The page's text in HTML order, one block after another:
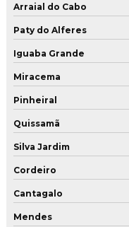
Pintura de poliuretano de
Pintura uretano
Pisos industriais de concreto
Pisos industriais de
Polimento de concreto
Polimento de piso de alta
Polimento de piso de
Polimento de piso de
Arraial do Cabo
Paty do Alferes
Iguaba Grande
Miracema
Pinheiral
Quissamã
Silva Jardim
Cordeiro
Cantagalo
Mendes